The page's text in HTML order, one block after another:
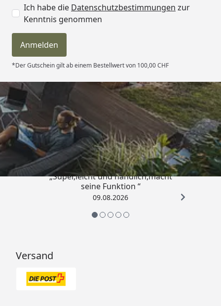
Ich habe die Datenschutzbestimmungen zur
Kenntnis genommen
Anmelden
*Der Gutschein gilt ab einem Bestellwert von 100,00 CHF
Trusted Shops
4,81/ 5
„Super,leicht und handlich,macht
seine Funktion “
09.08.2026
Versand